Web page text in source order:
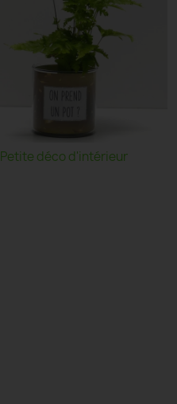
Petite déco d'intérieur